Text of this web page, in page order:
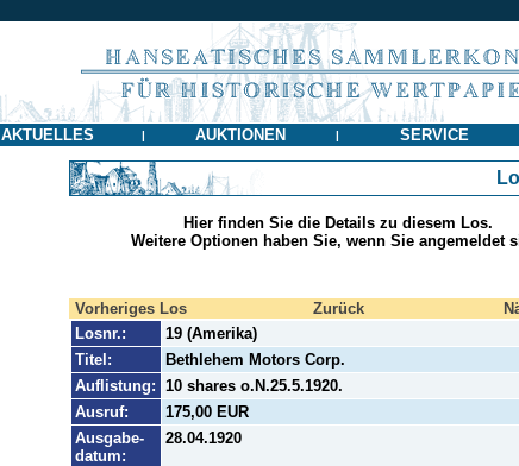
AKTUELLES | AUKTIONEN | SERVICE
Hier finden Sie die Details zu diesem Los.
Weitere Optionen haben Sie, wenn Sie angemeldet
Vorheriges Los Zurück
Losnr.:
19 (Amerika)
Titel:
Bethlehem Motors Corp.
Auflistung: 10 shares o.N.25.5.1920.
Ausruf:
175,00 EUR
Ausgabe-
datum:
28.04.1920